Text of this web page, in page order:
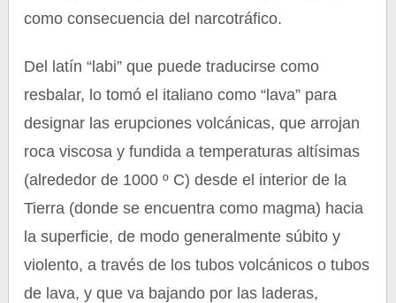
como consecuencia del narcotráfico.
Del latín “labi” que puede traducirse como
resbalar, lo tomó el italiano como “lava” para
designar las erupciones volcánicas, que arrojan
roca viscosa y fundida a temperaturas altísimas
(alrededor de 1000 º C) desde el interior de la
Tierra (donde se encuentra como magma) hacia
la superficie, de modo generalmente súbito y
violento, a través de los tubos volcánicos o tubos
de lava, y que va bajando por las laderas,